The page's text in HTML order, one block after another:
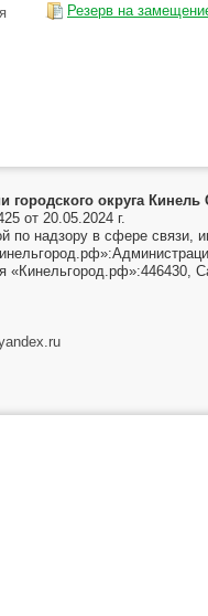
Резерв на
городского округа
от 20.05.2024 г.
по надзору в сфере
«Кинельгород.рф»:446430,